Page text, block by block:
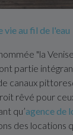
vie au fil de l'eau
"la
partie
canaux
rêvé pour
qu’agence de
des locations